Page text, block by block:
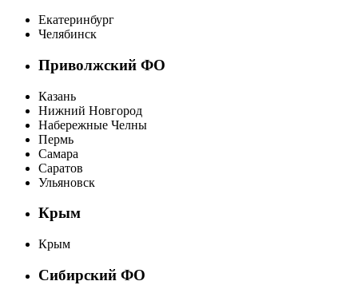
Екатеринбург
Челябинск
Приволжский ФО
Казань
Нижний Новгород
Набережные Челны
Пермь
Самара
Саратов
Ульяновск
Крым
Крым
Сибирский ФО